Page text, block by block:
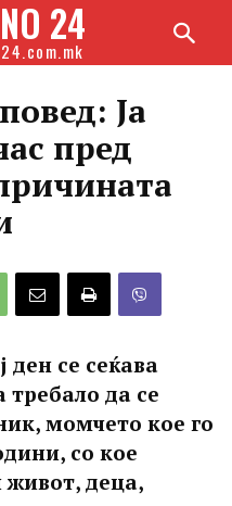
24
Ја
пред
се сеќава
требало да се
момчето кое го
со кое
деца,